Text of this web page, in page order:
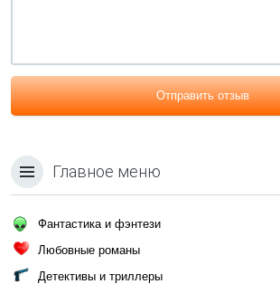
Отправить отзыв
Главное меню
Фантастика и фэнтези
Любовные романы
Детективы и триллеры